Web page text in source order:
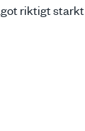
riktigt starkt